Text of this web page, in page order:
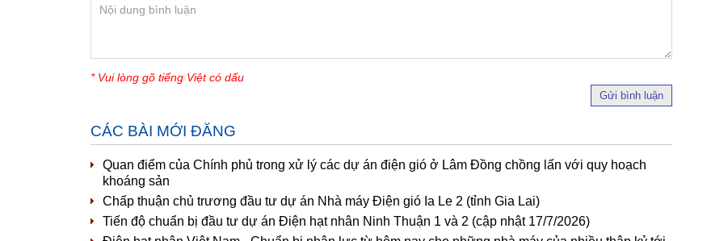
* Vui lòng gõ tiếng Việt có dấu
Gửi bình luận
CÁC BÀI MỚI ĐĂNG
Quan điểm của Chính phủ trong xử lý các dự án điện gió ở Lâm Đồng chồng lấn với quy hoạch
khoáng sản
Chấp thuận chủ trương đầu tư dự án Nhà máy Điện gió Ia Le 2 (tỉnh Gia Lai)
Tiến độ chuẩn bị đầu tư dự án Điện hạt nhân Ninh Thuận 1 và 2 (cập nhật 17/7/2026)